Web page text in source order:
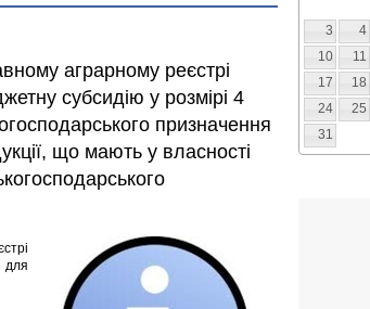
аграрному реєстрі
субсидію у розмірі 4
призначення
що мають у власності
для
3
4
10
11
17
18
24
25
31